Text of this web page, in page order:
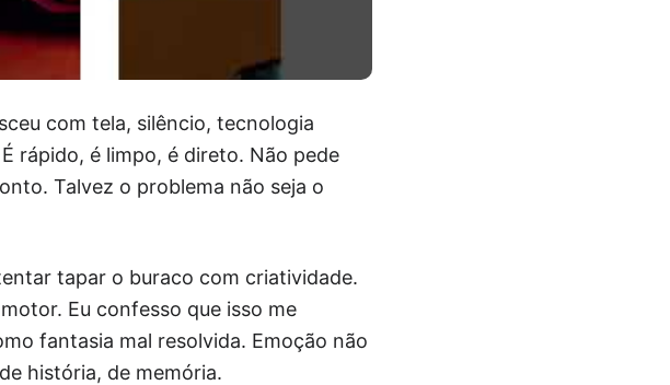
com tela, silêncio, tecnologia
rápido, é limpo, é direto. Não pede
Talvez o problema não seja o
tapar o buraco com criatividade.
Eu confesso que isso me
fantasia mal resolvida. Emoção não
história, de memória.